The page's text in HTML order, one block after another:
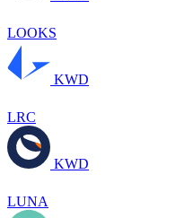
LOOKS
KWD
LRC
KWD
LUNA